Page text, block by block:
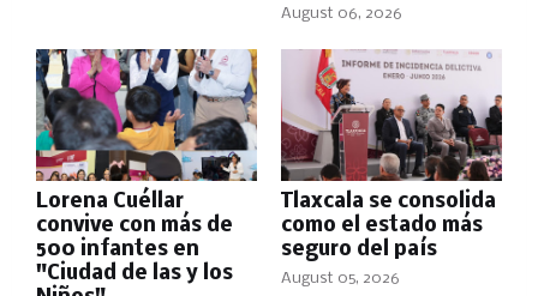
August 06, 2026
Lorena Cuéllar
convive con más de
500 infantes en
"Ciudad de las y los
Tlaxcala se consolida
como el estado más
seguro del país
August 05, 2026